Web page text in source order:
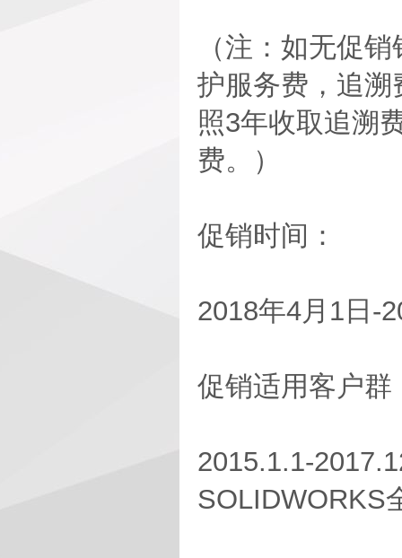
（注：如无促
护服务费，追
照3年收取追溯
费。）
促销时间：
2018年4月1日-
促销适用客户群
2015.1.1-
SOLIDWORKS